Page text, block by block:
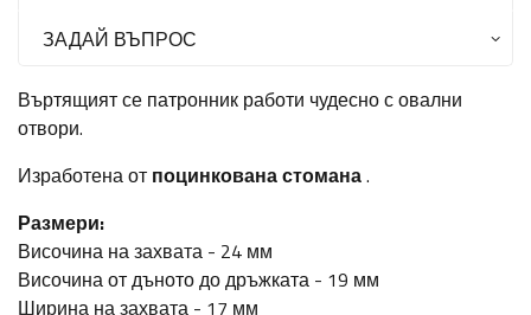
ЗАДАЙ ВЪПРОС
Въртящият се патронник работи чудесно с овални
отвори.
Изработена от поцинкована стомана.
Размери:
Височина на захвата - 24 мм
Височина от дъното до дръжката - 19 мм
Ширина на захвата - 17 мм